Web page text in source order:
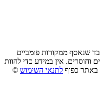
שנאסף ממקורות פומביים
וחוסרים. אין במידע כדי להוות
באתר כפוף לתנאי השימוש ©